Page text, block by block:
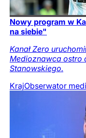
Nowy program w
na siebie"
Kanał Zero
Medioznawca ostro
Stanowskiego.
KrajObserwator